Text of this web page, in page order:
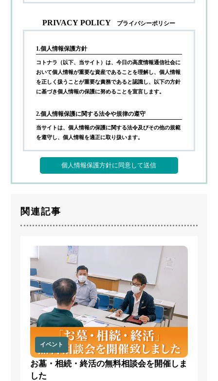
PRIVACY POLICY プライバシーポリシー
1.個人情報保護方針
コトナラ（以下、当サイト）は、今日の高度情報通信社会に
おいて個人情報が重要な資産であることを理解し、個人情報
を正しく扱うことが重要な責務であると認識し、以下の方針
に基づき個人情報の保護に努めることを宣言します。
2.個人情報保護に関する法令や規律の遵守
当サイトは、個人情報の保護に関する法令及びその他の規範
を遵守し、個人情報を適正に取り扱います。
3.個人情報の取得
当サイトが個人情報を取得する際には、利用目的を明確化す
るよう努力し、お墓に関するご案内サービス(以下、本サー
す。
3)
サービス向上を目的とした各種施策の実施のため
4)
ウェブサイトその他各種媒体等に掲載する統計データ等
の分析業務実施のため
5)
各種サービスの企画・開発や満足度向上等を目的とした
アンケート調査等の実施のため
6)
商品・サービス等の各種連絡・ダイレクトメール・メー
ルマガジン・お知らせ等の配信・送付のため
7)
お問い合わせ、ご相談に対応するため
8)
広告の表示のため
9)
その他、上記利用目的に付随する目的のため
4.個人情報の利用
当サイトが取得した個人情報は、取得の際に示した利用目的
関連記事
イベント
お墓・相続・終活の無料相談会を開催しま
した